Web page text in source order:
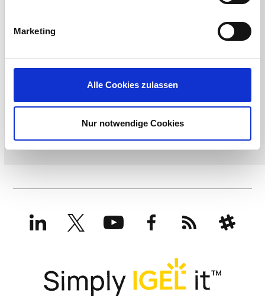
Marketing
Alle Cookies zulassen
Nur notwendige Cookies
LinkedInX
(formerly
Twitter)
YouTubeFacebookRSS Slack